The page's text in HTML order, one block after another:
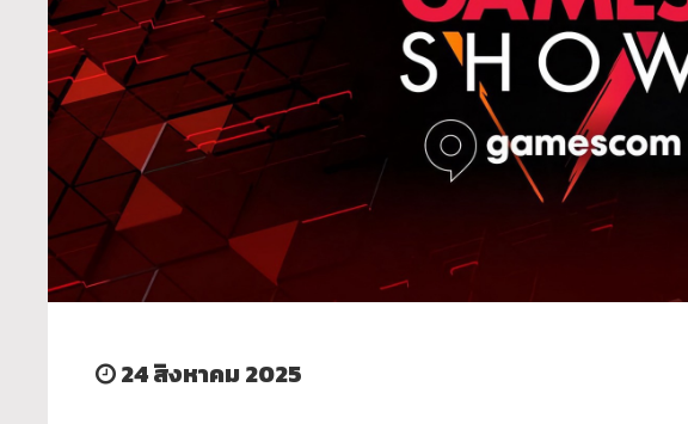
24 สิงหาคม 2025